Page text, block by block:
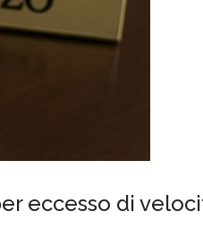
eccesso di